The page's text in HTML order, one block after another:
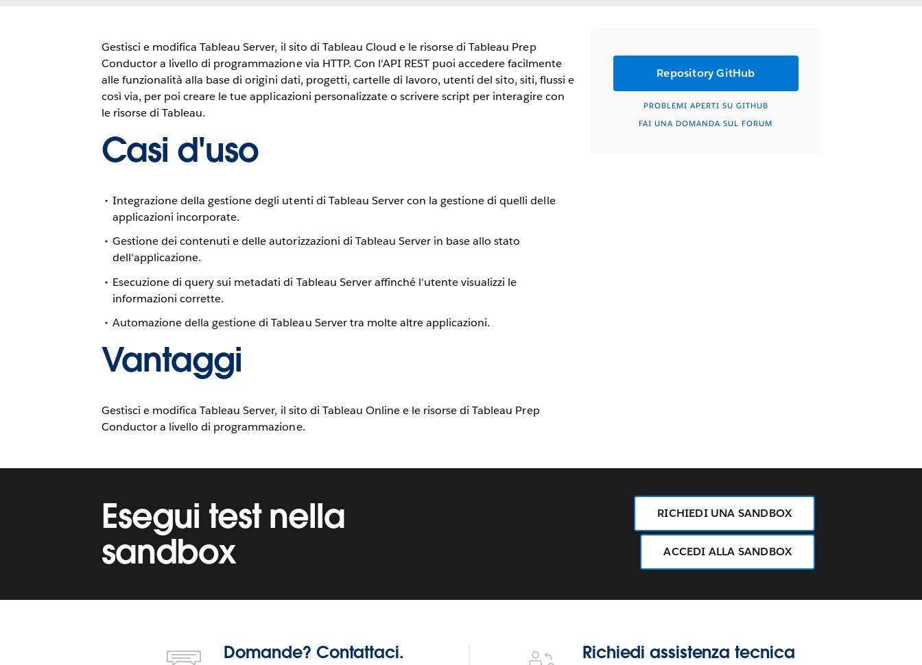
Gestisci e modifica Tableau Server, il sito di Tableau Cloud e le risorse di Tableau Prep
Conductor a livello di programmazione via HTTP. Con l'API REST puoi accedere facilmente
alle funzionalità alla base di origini dati, progetti, cartelle di lavoro, utenti del sito, siti, flussi e
così via, per poi creare le tue applicazioni personalizzate o scrivere script per interagire con
le risorse di Tableau.
Casi d'uso
Integrazione della gestione degli utenti di Tableau Server con la gestione di quelli delle
applicazioni incorporate.
Gestione dei contenuti e delle autorizzazioni di Tableau Server in base allo stato
dell'applicazione.
Esecuzione di query sui metadati di Tableau Server affinché l'utente visualizzi le
informazioni corrette.
Automazione della gestione di Tableau Server tra molte altre applicazioni.
Vantaggi
Gestisci e modifica Tableau Server, il sito di Tableau Online e le risorse di Tableau Prep
Conductor a livello di programmazione.
Repository GitHub
PROBLEMI APERTI SU GITHUB
FAI UNA DOMANDA SUL FORUM
Esegui test nella
sandbox
RICHIEDI UNA SANDBOX
ACCEDI ALLA SANDBOX
Domande? Contattaci.
Domande? Contattaci. Richiedi assistenza tecnicaRichiedi assistenza tecnica